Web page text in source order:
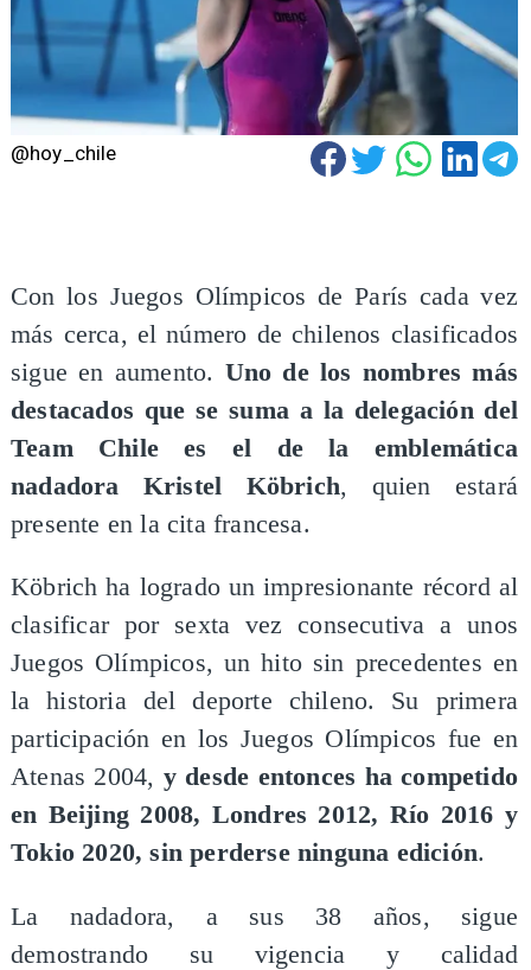
@hoy_chile
Con los Juegos Olímpicos de París cada vez
más cerca, el número de chilenos clasificados
sigue en aumento. Uno de los nombres más
destacados que se suma a la delegación del
Team Chile es el de la emblemática
nadadora Kristel Köbrich, quien estará
presente en la cita francesa.
Köbrich ha logrado un impresionante récord al
clasificar por sexta vez consecutiva a unos
Juegos Olímpicos, un hito sin precedentes en
la historia del deporte chileno. Su primera
participación en los Juegos Olímpicos fue en
Atenas 2004, y desde entonces ha competido
en Beijing 2008, Londres 2012, Río 2016 y
Tokio 2020, sin perderse ninguna edición.
La nadadora, a sus 38 años, sigue
demostrando su vigencia y calidad